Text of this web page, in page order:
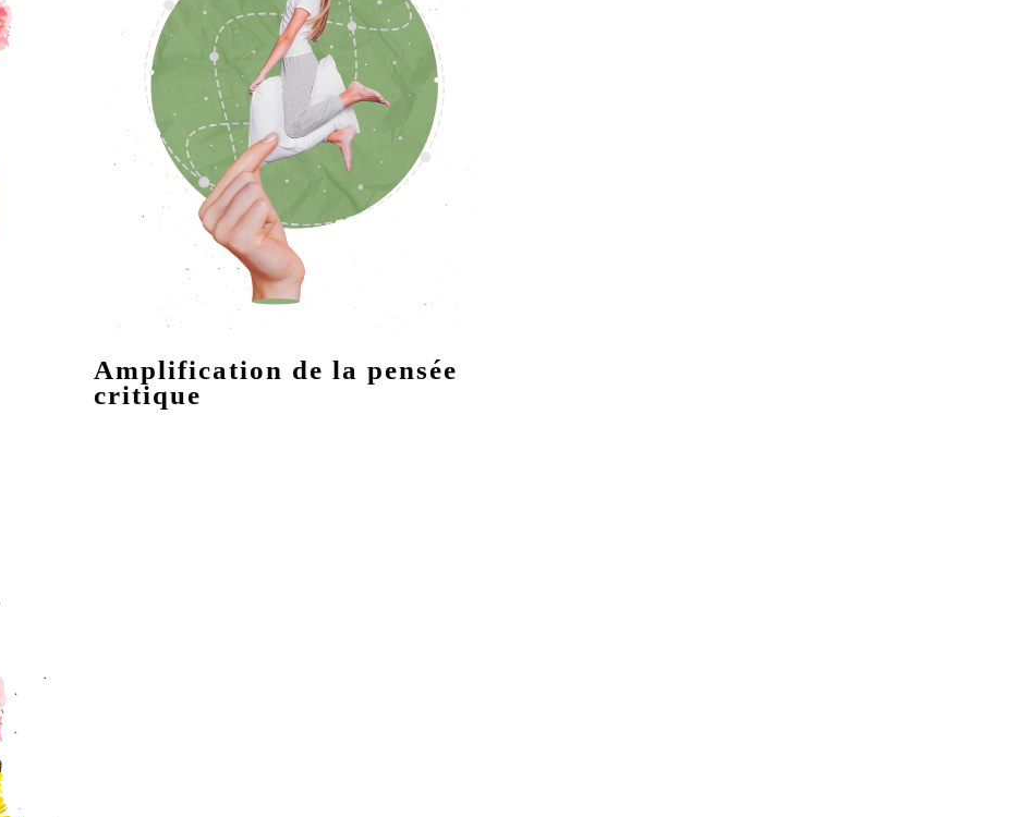
Amplification de la pensée
critique